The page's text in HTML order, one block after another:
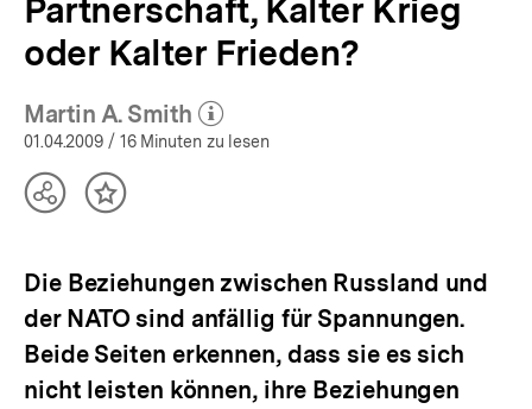
Partnerschaft, Kalter Krieg
oder Kalter Frieden?
Martin A. Smith
(Mehr zum Autor)
öffnen
01.04.2009 / 16 Minuten zu lesen
TeilenInhalt
Die Beziehungen zwischen Russland und
der NATO sind anfällig für Spannungen.
Beide Seiten erkennen, dass sie es sich
nicht leisten können, ihre Beziehungen